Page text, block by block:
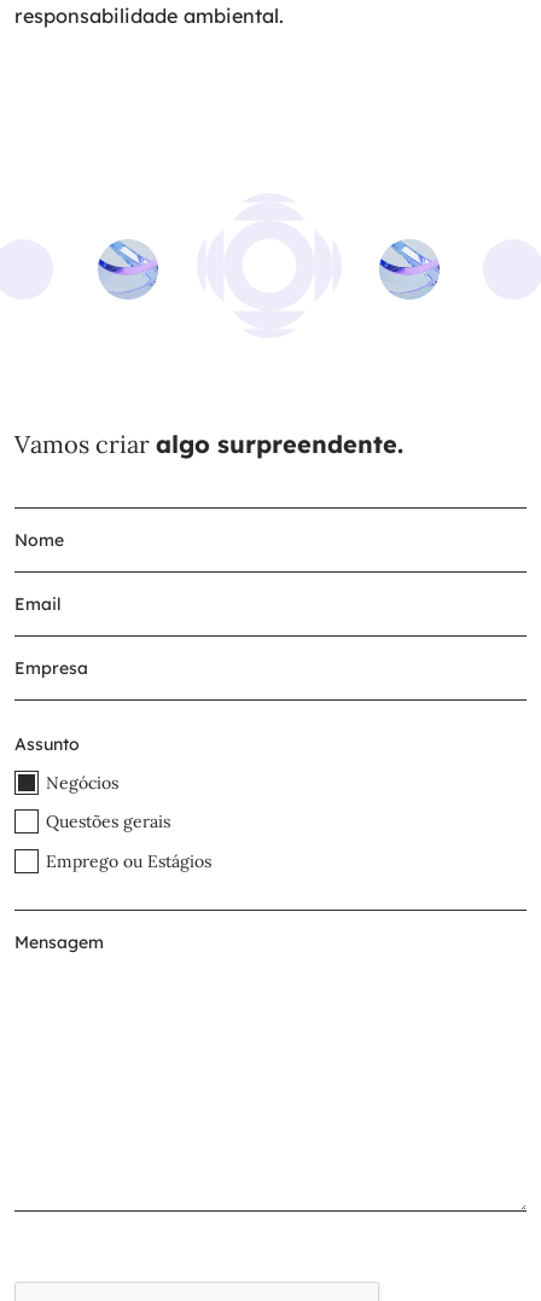
responsabilidade ambiental.
Vamos criar algo surpreendente.
Assunto
Negócios
Questões gerais
Emprego ou Estágios